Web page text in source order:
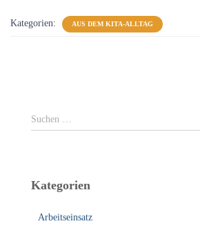
Kategorien: AUS DEM KITA-ALLTAG
u
n
Suchen …
Kategorien
Arbeitseinsatz